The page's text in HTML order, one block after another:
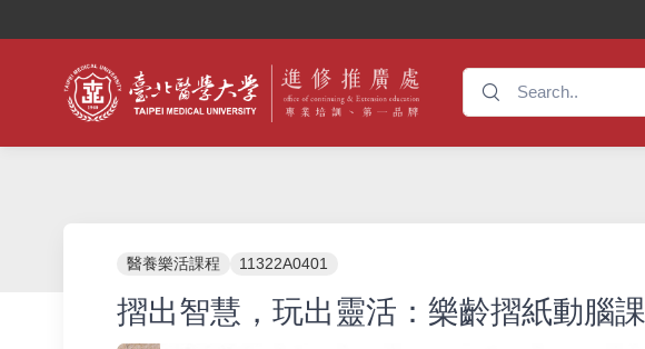
醫養樂活課程 11322A0401
摺出智慧，玩出靈活：樂齡摺紙動腦課